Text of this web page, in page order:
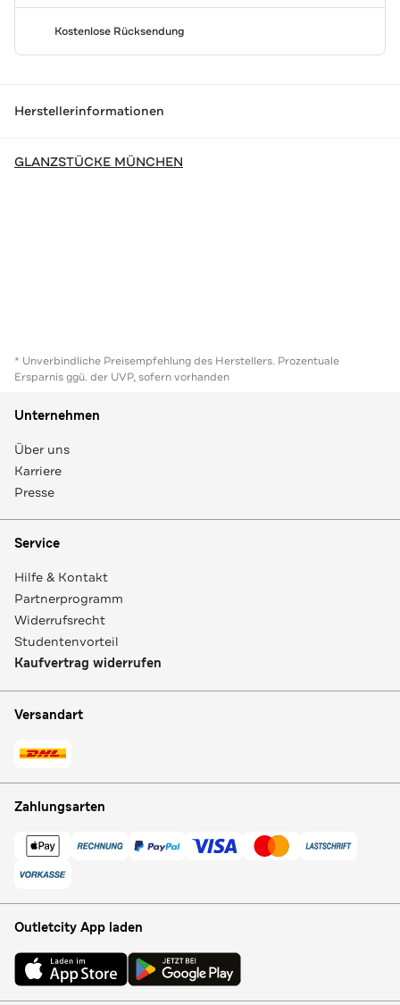
Kostenlose Rücksendung
Herstellerinformationen
GLANZSTÜCKE MÜNCHEN
* Unverbindliche Preisempfehlung des Herstellers. Prozentuale
Ersparnis ggü. der UVP, sofern vorhanden
Unternehmen
Über uns
Karriere
Presse
Service
Hilfe & Kontakt
Partnerprogramm
Widerrufsrecht
Studentenvorteil
Kaufvertrag widerrufen
Versandart
Zahlungsarten
Outletcity App laden